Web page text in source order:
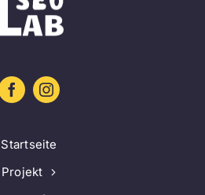
Startseite
Projekt